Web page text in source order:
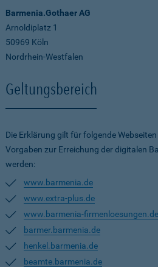
Barmenia.Gothaer AG
Arnoldiplatz 1
50969 Köln
Nordrhein-Westfalen
Geltungsbereich
Die Erklärung gilt für folgende
Vorgaben zur Erreichung der digitalen
werden:
www.barmenia.de
www.extra-plus.de
www.barmenia-firmenloesungen.de
barmer.barmenia.de
henkel.barmenia.de
beamte.barmenia.de